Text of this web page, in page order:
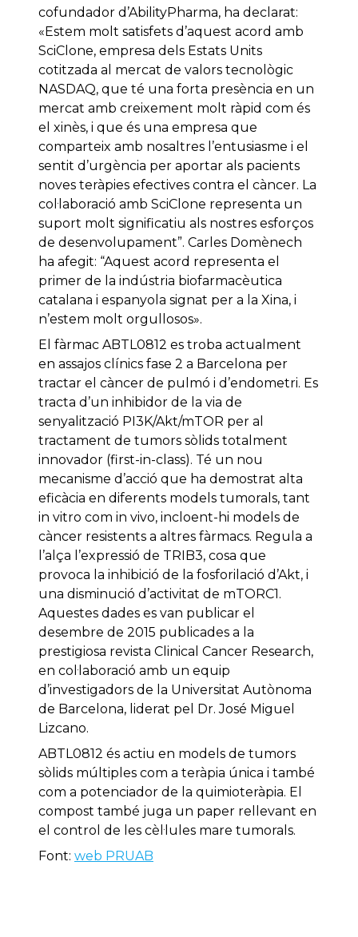
cofundador d’AbilityPharma, ha declarat:
«Estem molt satisfets d’aquest acord amb
SciClone, empresa dels Estats Units
cotitzada al mercat de valors tecnològic
NASDAQ, que té una forta presència en un
mercat amb creixement molt ràpid com és
el xinès, i que és una empresa que
comparteix amb nosaltres l’entusiasme i el
sentit d’urgència per aportar als pacients
noves teràpies efectives contra el càncer. La
col·laboració amb SciClone representa un
suport molt significatiu als nostres esforços
de desenvolupament”. Carles Domènech
ha afegit: “Aquest acord representa el
primer de la indústria biofarmacèutica
catalana i espanyola signat per a la Xina, i
n’estem molt orgullosos».
El fàrmac ABTL0812 es troba actualment
en assajos clínics fase 2 a Barcelona per
tractar el càncer de pulmó i d’endometri. Es
tracta d’un inhibidor de la via de
senyalització PI3K/Akt/mTOR per al
tractament de tumors sòlids totalment
innovador (first-in-class). Té un nou
mecanisme d’acció que ha demostrat alta
eficàcia en diferents models tumorals, tant
in vitro com in vivo, incloent-hi models de
càncer resistents a altres fàrmacs. Regula a
l’alça l’expressió de TRIB3, cosa que
provoca la inhibició de la fosforilació d’Akt, i
una disminució d’activitat de mTORC1.
Aquestes dades es van publicar el
desembre de 2015 publicades a la
prestigiosa revista Clinical Cancer Research,
en col·laboració amb un equip
d’investigadors de la Universitat Autònoma
de Barcelona, liderat pel Dr. José Miguel
Lizcano.
ABTL0812 és actiu en models de tumors
sòlids múltiples com a teràpia única i també
com a potenciador de la quimioteràpia. El
compost també juga un paper rellevant en
el control de les cèl·lules mare tumorals.
Font: web PRUAB